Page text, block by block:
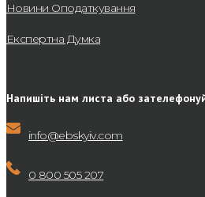
Новини Оподаткування
Експертна Думка
Напишіть нам листа або
info@ebskyiv.com
0 800 505 207